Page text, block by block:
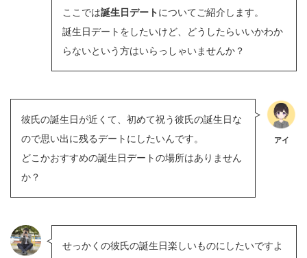
ここでは誕生日デートについてご紹介します。
誕生日デートをしたいけど、どうしたらいいかわか
らないという方はいらっしゃいませんか？
彼氏の誕生日が近くて、初めて祝う彼氏の誕生日な
ので思い出に残るデートにしたいんです。
どこかおすすめの誕生日デートの場所はありません
か？
アイ
せっかくの彼氏の誕生日楽しいものにしたいですよ